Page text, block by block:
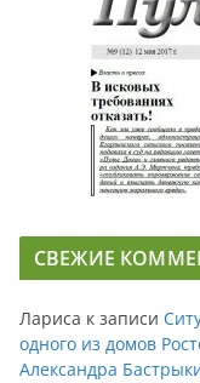
СВЕЖИЕ
Лариса к записи
одного из домов
Александра